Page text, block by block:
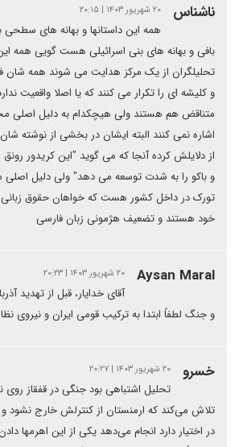
ناشناس ۲۰ شهریور ۱۴۰۳ | ۲۰:۱۵
همه این داستانها و بهانه های سطحی
بافی و بهانه های بنی اسرائیلی هست گویی همه
و کلیشه ای را تکرار می کنند که یا اصلا واقعیت
متناقض هم هستند ولی هیچکدام به دلیل اصلی
اشاره نمی کنند البته ایشان در بخشی از نوشته
از دلایلش کرده آنجا که می گوید "این کریدور
و باکو را به شدت توسعه می دهد" ولی دلیل اصلی
تورک در داخل کشور هست که خواهان حقوق زبانی
خود هستند و تضعیف هژمونی زبان فارسی
Aysan Maral ۲۰ شهریور ۱۴۰۳ | ۲۰:۲۳
آقای خدایار، قبل از تهدید
و جنگ لطفاً ابتدا به ترکیب قومی ایران و نیروی
خسرو ۲۰ شهریور ۱۴۰۳ | ۲۰:۲۷
تحلیل اشتباهی بود جنگی در قفقاز روی
تلاش می‌کند که ارمنستان از کنترلش خارج نشود و
در اختیار دارد انجام می‌دهد یکی از این اهرمها دادن